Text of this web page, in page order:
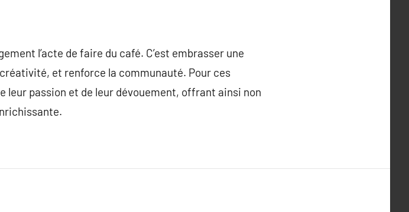
l’acte de faire du café. C’est embrasser une
et renforce la communauté. Pour ces
leur passion et de leur dévouement, offrant ainsi non